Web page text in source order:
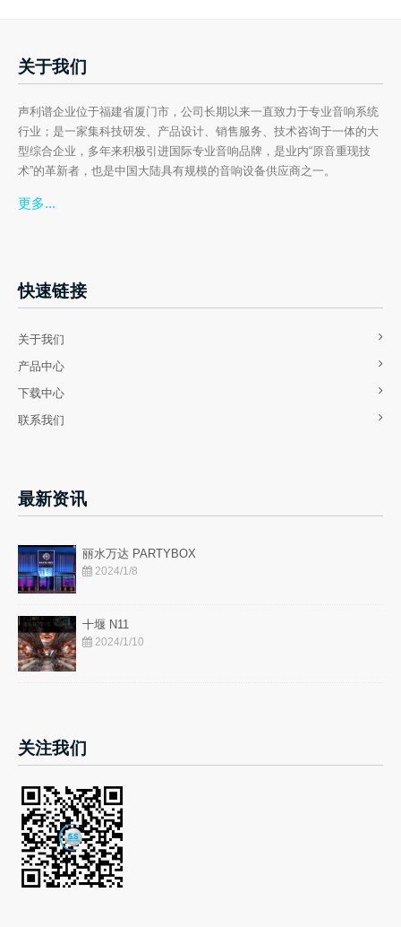
关于我们
声利谱企业位于福建省厦门市，公司长期以来一直致力于专业音响系统
行业；是一家集科技研发、产品设计、销售服务、技术咨询于一体的大
型综合企业，多年来积极引进国际专业音响品牌，是业内“原音重现技
术”的革新者，也是中国大陆具有规模的音响设备供应商之一。
更多...
快速链接
关于我们
产品中心
下载中心
联系我们
最新资讯
丽水万达 PARTYBOX
2024/1/8
十堰 N11
2024/1/10
关注我们